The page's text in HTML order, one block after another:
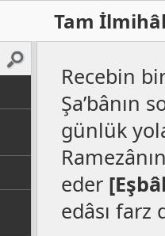
Tam
Recebin
Şa’bânın
günlük
eder
edâsı farz